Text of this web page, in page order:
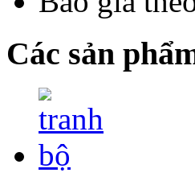
Các sản